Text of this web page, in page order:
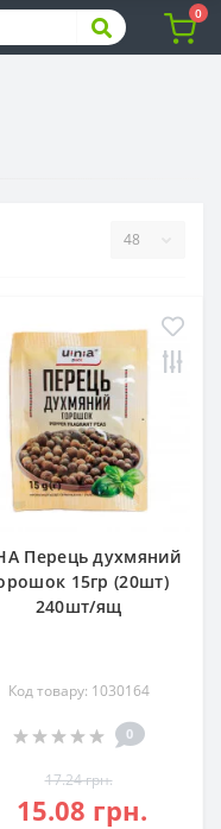
0
Перець духмяний
15гр (20шт)
240шт/ящ
Код товару: 1030164
0
17.24 грн.
15.08 грн.